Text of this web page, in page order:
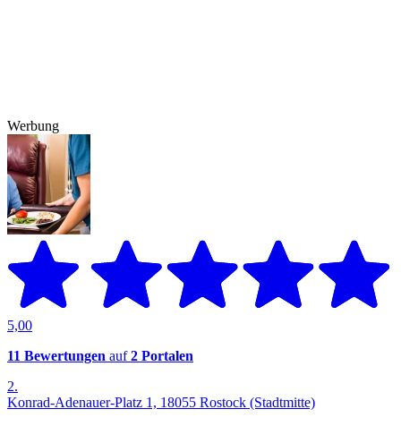
Werbung
5,00
11 Bewertungen auf2 Portalen
2.
Konrad-Adenauer-Platz 1, 18055 Rostock (Stadtmitte)